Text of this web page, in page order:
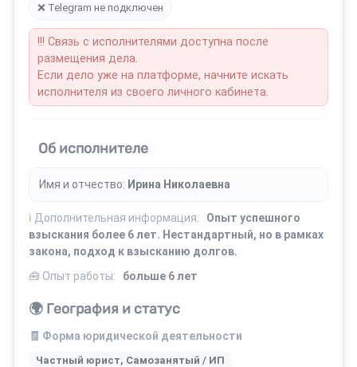
❌ Telegram не подключен
!!! Связь с исполнителями доступна после
размещения дела.
Если дело уже на платформе, начните искать
исполнителя из своего личного кабинета.
Об исполнителе
Имя и отчество: Ирина Николаевна
ℹ️ Дополнительная информация:
Опыт успешного
взыскания более 6 лет. Нестандартный, но в рамках
закона, подход к взысканию долгов.
🧰 Опыт работы:
больше 6 лет
🌍 География и статус
🧾 Форма юридической деятельности
Частный юрист, Самозанятый / ИП